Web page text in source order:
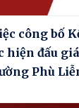
công bố
hiện đấu
Phù